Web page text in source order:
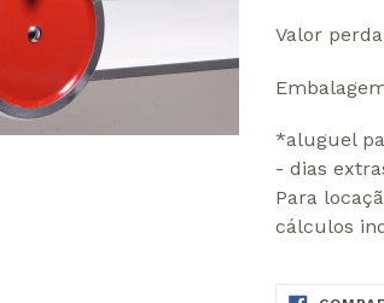
Valor
*aluguel
- dias
Para
cálculos